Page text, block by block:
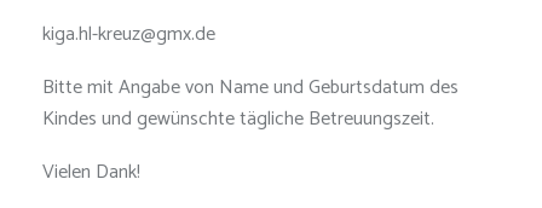
kiga.hl-kreuz@gmx.de
Bitte mit Angabe von Name und Geburtsdatum des
Kindes und gewünschte tägliche Betreuungszeit.
Vielen Dank!